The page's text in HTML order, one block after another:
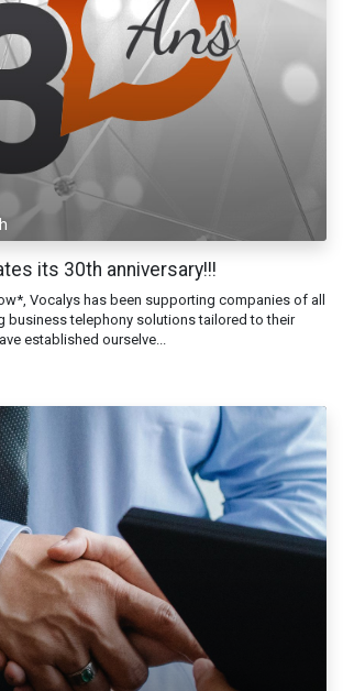
its 30th anniversary!!!
Vocalys has been supporting companies of all
business telephony solutions tailored to their
established ourselve...